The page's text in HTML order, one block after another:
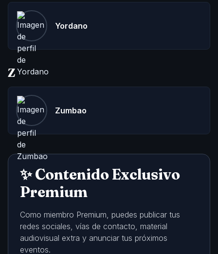
Yordano
Z
Zumbao
✨ Contenido Exclusivo
Premium
Como miembro Premium, puedes publicar tus
redes sociales, vías de contacto, material
audiovisual extra y anunciar tus próximos
eventos.